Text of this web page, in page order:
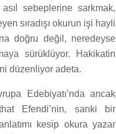
sebeplerine sarkmak,
sıradışı okurun işi hayli
doğru değil, neredeyse
sürüklüyor. Hakikatin
düzenliyor adeta.
Edebiyatı’nda ancak
Efendi’nin, sanki bir
kesip okura yazar